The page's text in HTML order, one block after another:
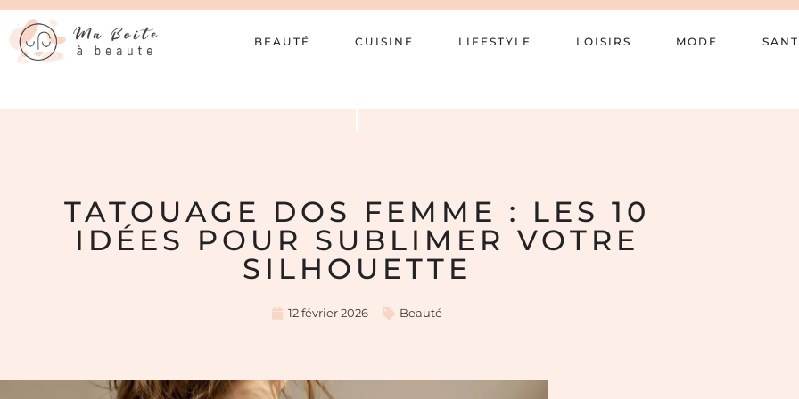
BEAUTÉ CUISINE LIFESTYLE LOISIRS MODE
TATOUAGE DOS FEMME : LES 10
IDÉES POUR SUBLIMER VOTRE
SILHOUETTE
12 février 2026 Beauté